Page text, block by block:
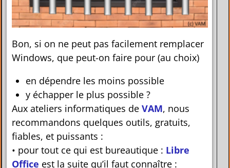
Bon, si on ne peut pas facilement remplacer
Windows, que peut-on faire pour (au choix)
en dépendre les moins possible
y échapper le plus possible ?
Aux ateliers informatiques de VAM, nous
recommandons quelques outils, gratuits,
fiables, et puissants :
• pour tout ce qui est bureautique : Libre
Office est la suite qu’il faut connaître :